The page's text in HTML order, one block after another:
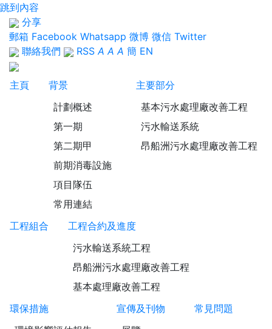
跳到內容
分享
郵箱 Facebook Whatsapp 微博 微信 Twitter
聯絡我們
RSS A A A 簡 EN
主頁
背景
計劃概述
第一期
第二期甲
前期消毒設施
項目隊伍
常用連結
主要部分
基本污水處理廠改善工程
污水輸送系統
昂船洲污水處理廠改善工程
工程組合
工程合約及進度
污水輸送系統工程
昂船洲污水處理廠改善工程
基本處理廠改善工程
環保措施
宣傳及刊物
常見問題